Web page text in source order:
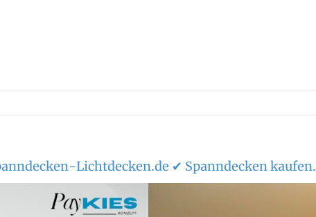
Lichtdecken.de ✔ Spanndecken kaufen.